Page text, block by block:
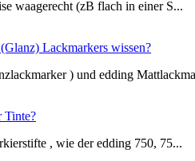
waagerecht (zB flach in einer S...
Lackmarkers wissen?
) und edding
Tinte?
, wie der edding 750, 75...